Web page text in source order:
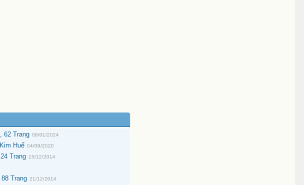
62 Trang 08/01/2024
Huế 04/09/2020
Trang 15/12/2014
Trang 21/12/2014